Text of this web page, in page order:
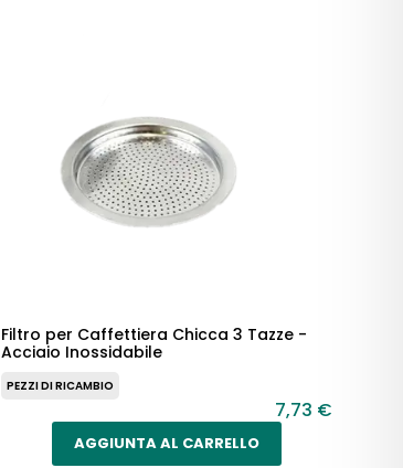
Filtro per Caffettiera Chicca 3 Tazze -
Acciaio Inossidabile
PEZZI DI RICAMBIO
7,73 €
AGGIUNTA AL CARRELLO